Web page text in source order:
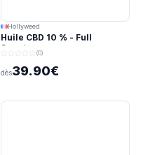
Hollyweed
Huile CBD 10 % - Full
Spectrum
(0)
dès39.90€